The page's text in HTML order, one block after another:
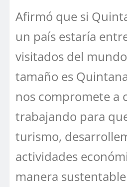
Afirmó que si
un país estaría
visitados del
tamaño es
nos compromete a
trabajando para
turismo,
actividades
manera